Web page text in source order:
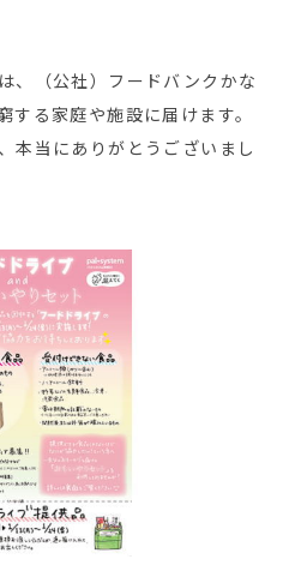
、（公社）フードバンクかな
る家庭や施設に届けます。
本当にありがとうございまし